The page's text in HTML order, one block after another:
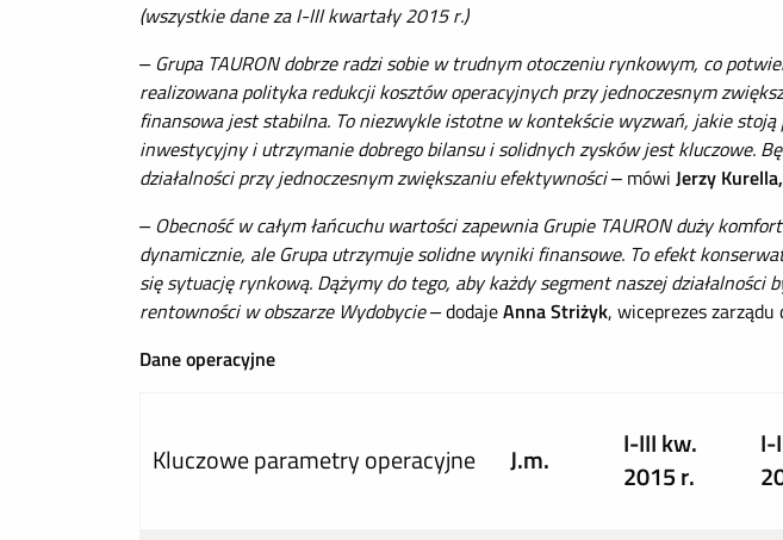
(wszystkie dane za I-III kwartały 2015 r.)
– Grupa TAURON dobrze radzi sobie w trudnym otoczeniu rynkowym, co
realizowana polityka redukcji kosztów operacyjnych przy jednoczesnym
finansowa jest stabilna. To niezwykle istotne w kontekście wyzwań, jakie
inwestycyjny i utrzymanie dobrego bilansu i solidnych zysków jest kluczowe.
działalności przy jednoczesnym zwiększaniu efektywności– mówi Jerzy Kurella,
– Obecność w całym łańcuchu wartości zapewnia Grupie TAURON duży
dynamicznie, ale Grupa utrzymuje solidne wyniki finansowe. To efekt
się sytuację rynkową. Dążymy do tego, aby każdy segment naszej
rentowności w obszarze Wydobycie –dodajeAnna Striżyk, wiceprezes
Dane operacyjne
Kluczowe parametry operacyjne J.m.
I-III kw.
2015 r.
I-